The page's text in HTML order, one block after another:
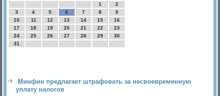
1
2
3
4 5 6 7 8
9
10
11 12 13 14 15
16
17
18 19 20 21 22
23
24
25 26 27 28 29
30
31
Минфин предлагает штрафовать за несвоевременную
уплату налогов